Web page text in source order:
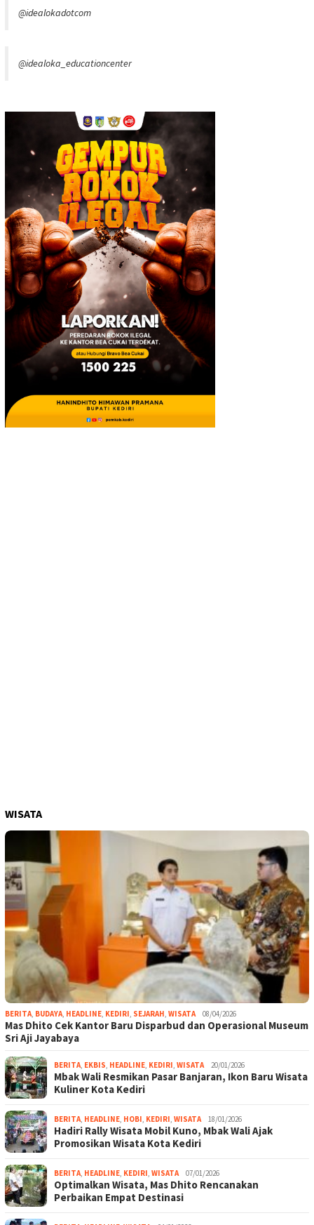
@idealokadotcom
@idealoka_educationcenter
WISATA
BERITA BUDAYA HEADLINE KEDIRI SEJARAH WISATA 08/04/2026
Mas Dhito Cek Kantor Baru Disparbud dan Operasional Museum
Sri Aji Jayabaya
BERITA EKBIS HEADLINE KEDIRI WISATA 20/01/2026
Mbak Wali Resmikan Pasar Banjaran, Ikon Baru Wisata
Kuliner Kota Kediri
BERITA HEADLINE HOBI KEDIRI WISATA 18/01/2026
Hadiri Rally Wisata Mobil Kuno, Mbak Wali Ajak
Promosikan Wisata Kota Kediri
BERITA HEADLINE KEDIRI WISATA 07/01/2026
Optimalkan Wisata, Mas Dhito Rencanakan
Perbaikan Empat Destinasi